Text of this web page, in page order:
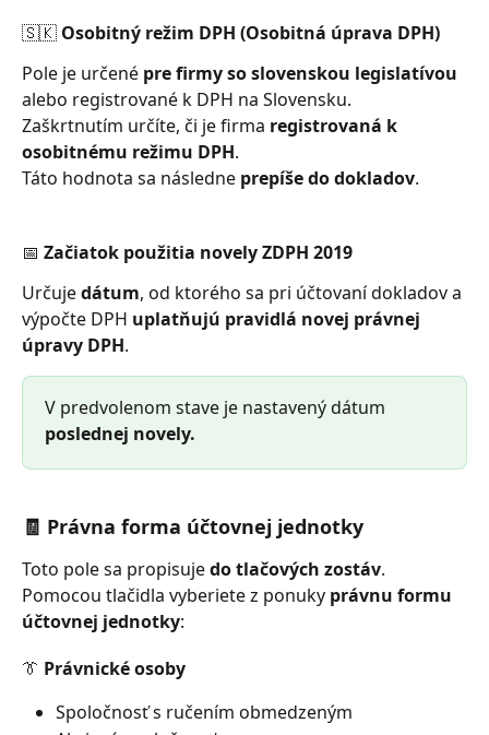
🇸🇰 Osobitný režim DPH (Osobitná úprava DPH)
Pole je určené pre firmy so slovenskou legislatívou
alebo registrované k DPH na Slovensku.
Zaškrtnutím určíte, či je firma registrovaná k
osobitnému režimu DPH.
Táto hodnota sa následne prepíše do dokladov.
📅 Začiatok použitia novely ZDPH 2019
Určuje dátum, od ktorého sa pri účtovaní dokladov a
výpočte DPH uplatňujú pravidlá novej právnej
úpravy DPH.
V predvolenom stave je nastavený dátum
poslednej novely.
🧾 Právna forma účtovnej jednotky
Toto pole sa propisuje do tlačových zostáv.
Pomocou tlačidla vyberiete z ponuky právnu formu
účtovnej jednotky:
👔 Právnické osoby
Spoločnosť s ručením obmedzeným